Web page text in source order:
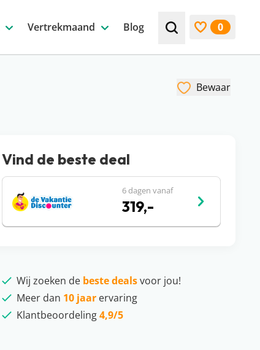
Vertrekmaand Blog Zoek bijv. een
0
Bewaar
Vind de beste deal
6 dagen vanaf
319,-
Wij zoeken de beste dealsvoor jou!
Meer dan 10 jaarervaring
Klantbeoordeling4,9/5